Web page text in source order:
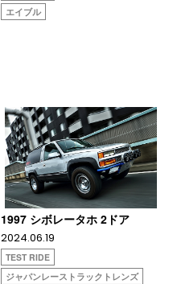
エイブル
1997 シボレータホ 2ドア
2024.06.19
TEST RIDE
ジャパンレーストラックトレンズ